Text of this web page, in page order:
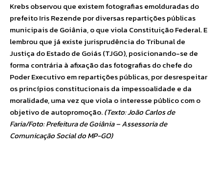
Krebs observou que existem fotografias emolduradas do
prefeito Iris Rezende por diversas repartições públicas
municipais de Goiânia, o que viola Constituição Federal. E
lembrou que já existe jurisprudência do Tribunal de
Justiça do Estado de Goiás (TJGO), posicionando-se de
forma contrária à afixação das fotografias do chefe do
Poder Executivo em repartições públicas, por desrespeitar
os princípios constitucionais da impessoalidade e da
moralidade, uma vez que viola o interesse público com o
objetivo de autopromoção.(Texto: João Carlos de
Faria/Foto: Prefeitura de Goiânia – Assessoria de
Comunicação Social do MP-GO)